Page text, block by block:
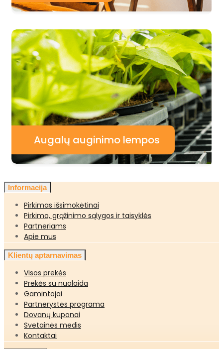
Augalų auginimo lempos
Informacija
Pirkimas išsimokėtinai
Pirkimo, grąžinimo sąlygos ir taisyklės
Partneriams
Apie mus
Klientų aptarnavimas
Visos prekės
Prekės su nuolaida
Gamintojai
Partnerystės programa
Dovanų kuponai
Svetainės medis
Kontaktai